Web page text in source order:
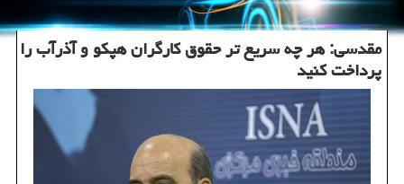
مقدسی: هر چه سریع تر حقوق كارگران هپكو و آذرآب را
پرداخت كنید